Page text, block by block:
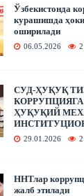
Ўзбекистонда
курашишда
оширилади
06.05.2026
СУД-ҲУҚУҚ
ҲУҚУҚИЙ
29.01.2026
ННТлар
жалб этилади